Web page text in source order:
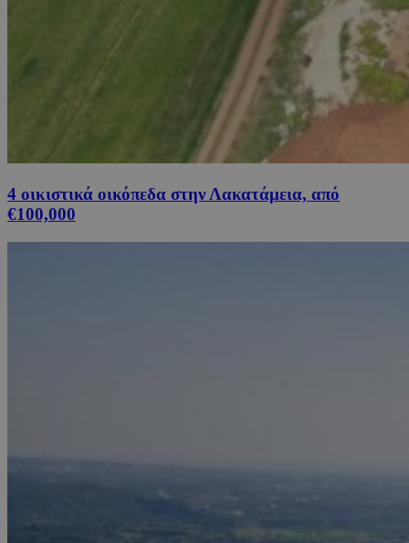
4 οικιστικά οικόπεδα στην Λακατάμεια, από
€100,000